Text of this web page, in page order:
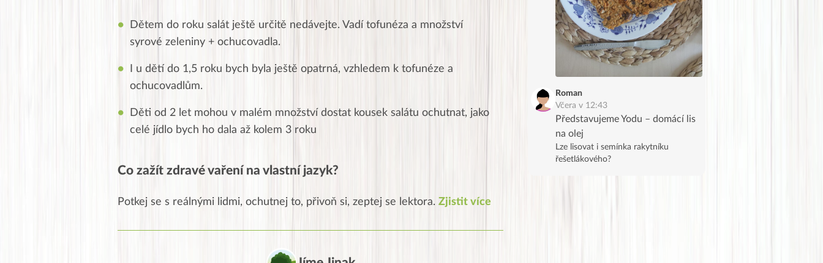
Dětem do roku salát ještě určitě nedávejte. Vadí tofunéza a množství
syrové zeleniny + ochucovadla.
I u dětí do 1,5 roku bych byla ještě opatrná, vzhledem k tofunéze a
ochucovadlům.
Děti od 2 let mohou v malém množství dostat kousek salátu ochutnat, jako
celé jídlo bych ho dala až kolem 3 roku
Co zažít zdravé vaření na vlastní jazyk?
Potkej se s reálnými lidmi, ochutnej to, přivoň si, zeptej se lektora. Zjistit více
Roman
Včera v 12:43
Představujeme Yodu – domácí lis
na olej
Lze lisovat i semínka rakytníku
řešetlákového?